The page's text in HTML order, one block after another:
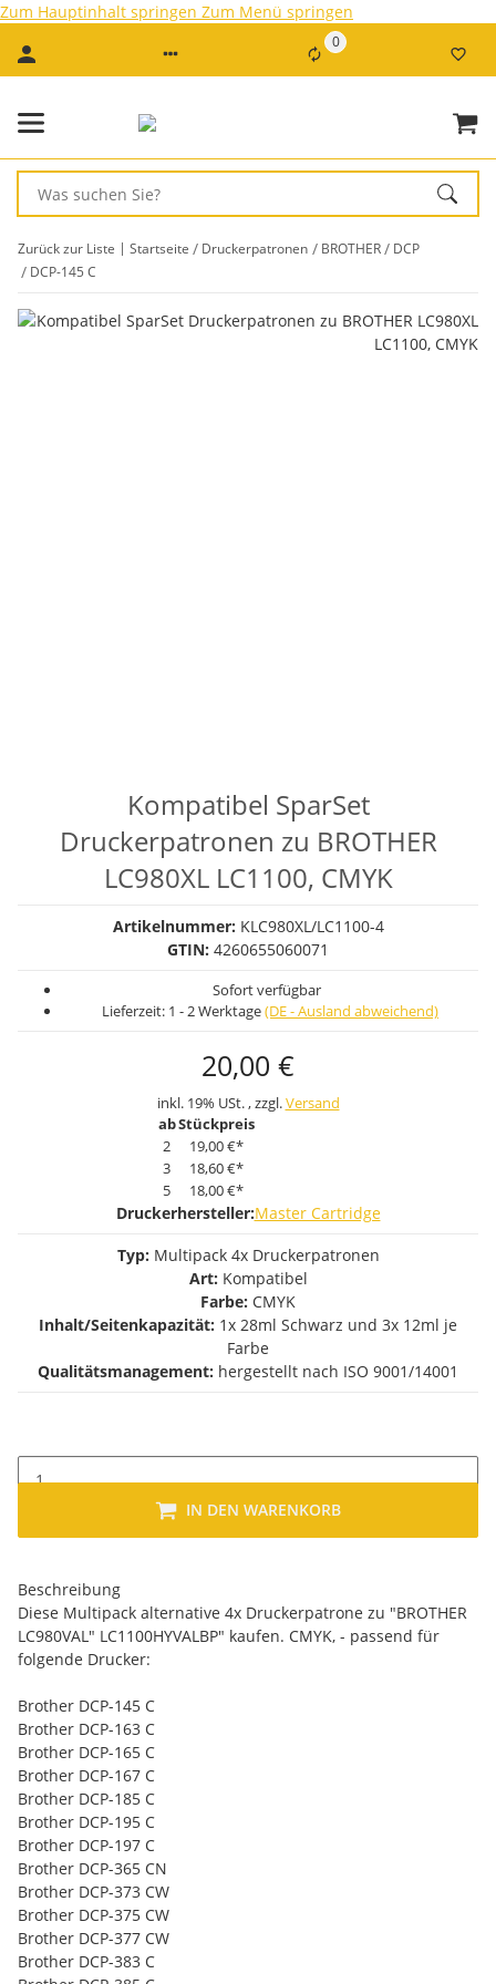
Zum Hauptinhalt springen Zum Menü springen
0
Zurück zur Liste Startseite Druckerpatronen BROTHER
DCP
DCP-145 C
Kompatibel SparSet
Druckerpatronen zu BROTHER
LC980XL LC1100, CMYK
Artikelnummer: KLC980XL/LC1100-4
GTIN: 4260655060071
Sofort verfügbar
Lieferzeit: 1 - 2 Werktage(DE - Ausland abweichend)
20,00 €
inkl. 19% USt. , zzgl.Versand
abStückpreis
2
19,00 €*
3
18,60 €*
5
18,00 €*
Druckerhersteller:Master Cartridge
Typ: Multipack 4x Druckerpatronen
Art: Kompatibel
Farbe: CMYK
Inhalt/Seitenkapazität: 1x 28ml Schwarz und 3x 12ml je
Farbe
Qualitätsmanagement: hergestellt nach ISO 9001/14001
IN DEN WARENKORB
Beschreibung
Diese Multipack alternative 4x Druckerpatrone zu "BROTHER
LC980VAL" LC1100HYVALBP" kaufen. CMYK, - passend für
folgende Drucker:
Brother DCP-145 C
Brother DCP-163 C
Brother DCP-165 C
Brother DCP-167 C
Brother DCP-185 C
Brother DCP-195 C
Brother DCP-197 C
Brother DCP-365 CN
Brother DCP-373 CW
Brother DCP-375 CW
Brother DCP-377 CW
Brother DCP-383 C